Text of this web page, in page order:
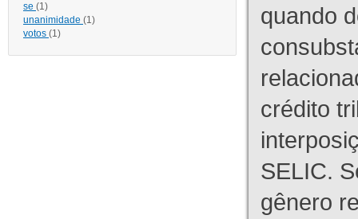
se (1)
unanimidade (1)
votos (1)
quando
crédito
SELIC.
gênero